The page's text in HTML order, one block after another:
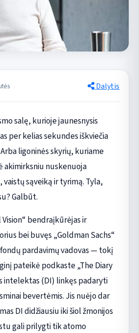
Dalytis
salę, kurioje jaunesnysis
per kelias sekundes iškviečia
ligoninės skyrių, kuriame
nuskenuoja
vaistų sąveiką ir tyrimą. Tyla,
Galbūt.
bendraįkūrėjas ir
bei buvęs „Goldman Sachs“
pardavimų vadovas — tokį
pateikė podkaste „The Diary
intelektas (DI) linkęs padaryti
bevertėmis. Jis nuėjo dar
DI didžiausiu iki šiol žmonijos
gali prilygti tik atomo